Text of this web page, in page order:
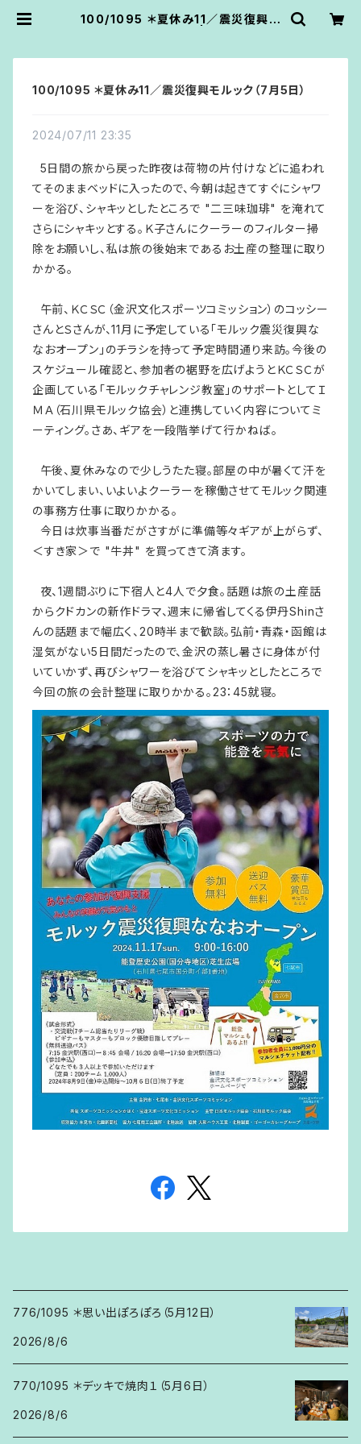
100/1095 ＊夏休み11／震災復興モ
100/1095 ＊夏休み11／震災復興モルック（7月5日）
2024/07/11 23:35
5日間の旅から戻った昨夜は荷物の片付けなどに追われ
てそのままベッドに入ったので、今朝は起きてすぐにシャワ
ーを浴び、シャキッとしたところで "二三味珈琲" を淹れて
さらにシャキッとする。Ｋ子さんにクーラーのフィルター掃
除をお願いし、私は旅の後始末であるお土産の整理に取り
かかる。
午前、ＫＣＳＣ（金沢文化スポーツコミッション）のコッシー
さんとＳさんが、11月に予定している「モルック震災復興な
なおオープン」のチラシを持って予定時間通り来訪。今後の
スケジュール確認と、参加者の裾野を広げようとＫＣＳＣが
企画している「モルックチャレンジ教室」のサポートとしてＩ
ＭＡ（石川県モルック協会）と連携していく内容についてミ
ーティング。さあ、ギアを一段階挙げて行かねば。
午後、夏休みなので少しうたた寝。部屋の中が暑くて汗を
かいてしまい、いよいよクーラーを稼働させてモルック関連
の事務方仕事に取りかかる。
今日は炊事当番だがさすがに準備等々ギアが上がらず、
＜すき家＞で "牛丼" を買ってきて済ます。
夜、1週間ぶりに下宿人と4人で夕食。話題は旅の土産話
からクドカンの新作ドラマ、週末に帰省してくる伊丹Shinさ
んの話題まで幅広く、20時半まで歓談。弘前・青森・函館は
湿気がない5日間だったので、金沢の蒸し暑さに身体が付
いていかず、再びシャワーを浴びてシャキッとしたところで
今回の旅の会計整理に取りかかる。23：45就寝。
776/1095 ＊思い出ぽろぽろ（5月12日）
2026/8/6
770/1095 ＊デッキで焼肉１（5月6日）
2026/8/6